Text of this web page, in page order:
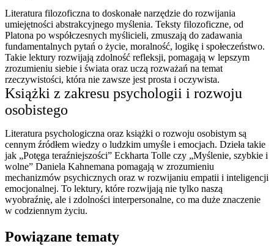
Literatura filozoficzna to doskonałe narzędzie do rozwijania
umiejętności abstrakcyjnego myślenia. Teksty filozoficzne, od
Platona po współczesnych myślicieli, zmuszają do zadawania
fundamentalnych pytań o życie, moralność, logikę i społeczeństwo.
Takie lektury rozwijają zdolność refleksji, pomagają w lepszym
zrozumieniu siebie i świata oraz uczą rozważań na temat
rzeczywistości, która nie zawsze jest prosta i oczywista.
Książki z zakresu psychologii i rozwoju
osobistego
Literatura psychologiczna oraz książki o rozwoju osobistym są
cennym źródłem wiedzy o ludzkim umyśle i emocjach. Dzieła takie
jak „Potęga teraźniejszości” Eckharta Tolle czy „Myślenie, szybkie i
wolne” Daniela Kahnemana pomagają w zrozumieniu
mechanizmów psychicznych oraz w rozwijaniu empatii i inteligencji
emocjonalnej. To lektury, które rozwijają nie tylko naszą
wyobraźnię, ale i zdolności interpersonalne, co ma duże znaczenie
w codziennym życiu.
Powiązane tematy